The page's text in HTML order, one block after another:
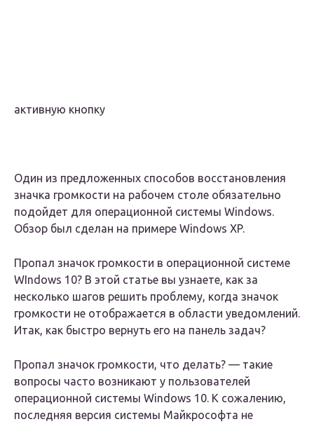
активную кнопку
Один из предложенных способов восстановления
значка громкости на рабочем столе обязательно
подойдет для операционной системы Windows.
Обзор был сделан на примере Windows XP.
Пропал значок громкости в операционной системе
WIndows 10? В этой статье вы узнаете, как за
несколько шагов решить проблему, когда значок
громкости не отображается в области уведомлений.
Итак, как быстро вернуть его на панель задач?
Пропал значок громкости, что делать? — такие
вопросы часто возникают у пользователей
операционной системы Windows 10. К сожалению,
последняя версия системы Майкрософта не